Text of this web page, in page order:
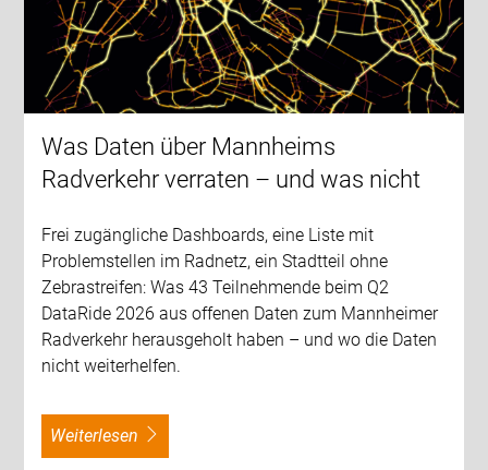
Was Daten über Mannheims
Radverkehr verraten – und was nicht
Frei zugängliche Dashboards, eine Liste mit
Problemstellen im Radnetz, ein Stadtteil ohne
Zebrastreifen: Was 43 Teilnehmende beim Q2
DataRide 2026 aus offenen Daten zum Mannheimer
Radverkehr herausgeholt haben – und wo die Daten
nicht weiterhelfen.
weiterlesen